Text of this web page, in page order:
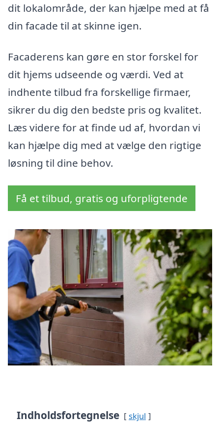
dit lokalområde, der kan hjælpe med at få
din facade til at skinne igen.
Facaderens kan gøre en stor forskel for
dit hjems udseende og værdi. Ved at
indhente tilbud fra forskellige firmaer,
sikrer du dig den bedste pris og kvalitet.
Læs videre for at finde ud af, hvordan vi
kan hjælpe dig med at vælge den rigtige
løsning til dine behov.
Få et tilbud, gratis og uforpligtende
Indholdsfortegnelse skjul